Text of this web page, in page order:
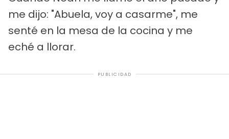
me dijo: "Abuela, voy a casarme", me
senté en la mesa de la cocina y me
eché a llorar.
PUBLICIDAD